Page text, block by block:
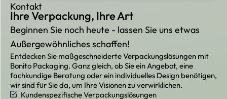
Kontakt
Ihre Verpackung, Ihre Art
Beginnen Sie noch heute - lassen Sie uns etwas
Außergewöhnliches schaffen!
Entdecken Sie maßgeschneiderte Verpackungslösungen mit
Bonito Packaging. Ganz gleich, ob Sie ein Angebot, eine
fachkundige Beratung oder ein individuelles Design benötigen,
wir sind für Sie da, um Ihre Visionen zu verwirklichen.
Kundenspezifische Verpackungslösungen